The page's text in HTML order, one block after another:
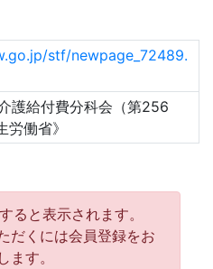
stf/newpage_72489.
護給付費分科会（第256
働省》
ると表示されます。
だくには会員登録をお
ます。